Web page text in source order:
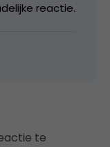
reactie.
te